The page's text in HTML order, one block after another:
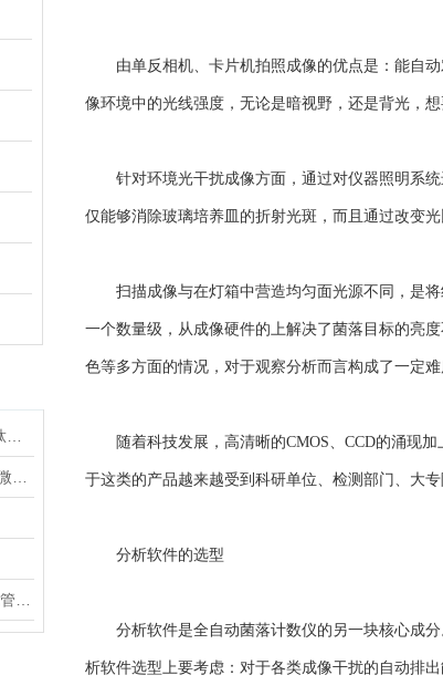
由单反相机、卡片机拍照成像的优点是：能自动
像环境中的光线强度，无论是暗视野，还是背光，
针对环境光干扰成像方面，通过对仪器照明系统
仅能够消除玻璃培养皿的折射光斑，而且通过改变
扫描成像与在灯箱中营造均匀面光源不同，是将
一个数量级，从成像硬件的上解决了菌落目标的亮
色等多方面的情况，对于观察分析而言构成了一定难
随着科技发展，高清晰的CMOS、CCD的涌现加
于这类的产品越来越受到科研单位、检测部门、大专
分析软件的选型
分析软件是全自动菌落计数仪的另一块核心成分
析软件选型上要考虑：对于各类成像干扰的自动排出